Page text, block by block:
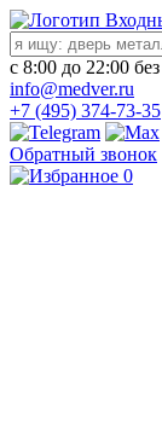
с 8:00 до 22:00
info@medver.ru
+7 (495) 374-73-35
Обратный звонок
0